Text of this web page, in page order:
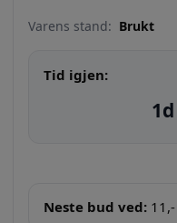
Varens stand: Brukt
Tid igjen:
Neste bud ved: 11 ,-